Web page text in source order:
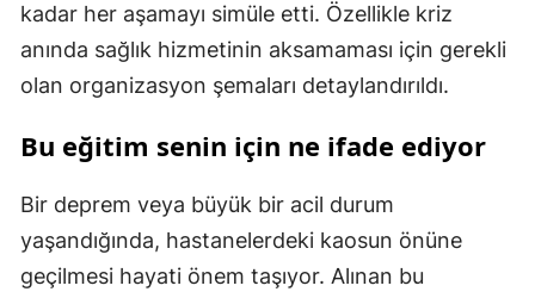
kadar her aşamayı simüle etti. Özellikle kriz
anında sağlık hizmetinin aksamaması için gerekli
olan organizasyon şemaları detaylandırıldı.
Bu eğitim senin için ne ifade ediyor
Bir deprem veya büyük bir acil durum
yaşandığında, hastanelerdeki kaosun önüne
geçilmesi hayati önem taşıyor. Alınan bu